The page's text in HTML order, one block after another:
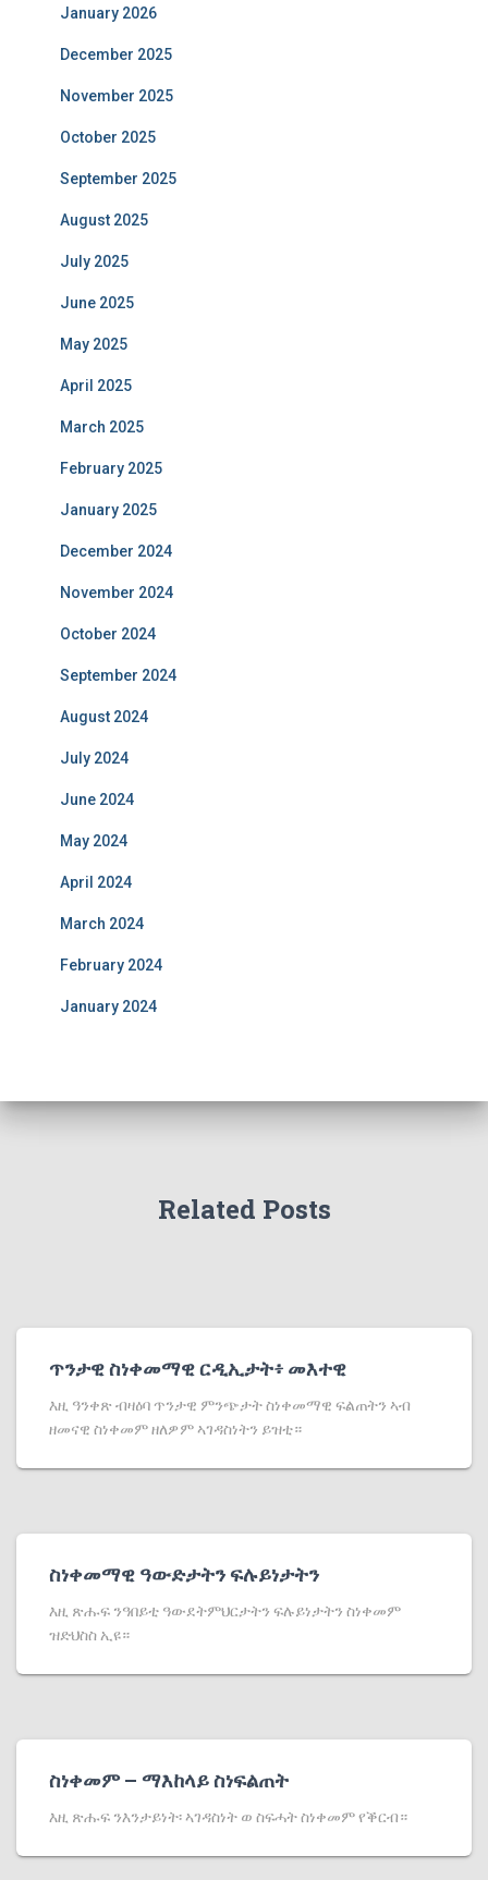
January 2026
December 2025
November 2025
October 2025
September 2025
August 2025
July 2025
June 2025
May 2025
April 2025
March 2025
February 2025
January 2025
December 2024
November 2024
October 2024
September 2024
August 2024
July 2024
June 2024
May 2024
April 2024
March 2024
February 2024
January 2024
Related Posts
ጥንታዊ ስነቀመማዊ ርዲኢታት፥ መእተዊ
እዚ ዓንቀጽ ብዛዕባ ጥንታዊ ምንጭታት ስነቀመማዊ ፍልጠትን ኣብ
ዘመናዊ ስነቀመም ዘለዎም ኣገዳስነትን ይዝቲ።
ስነቀመማዊ ዓውድታትን ፍሉይነታትን
እዚ ጽሑፍ ንዓበይቲ ዓውደትምህርታትን ፍሉይነታትን ስነቀመም
ዝድህስስ ኢዩ።
ስነቀመም – ማእከላይ ስነፍልጠት
እዚ ጽሑፍ ንእንታይነት፡ ኣገዳስነት ወ ስፍሓት ስነቀመም የቕርብ።